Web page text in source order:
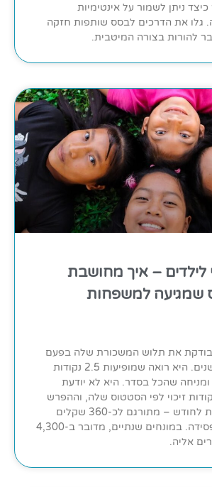
ניתן לשמור על אינטימיות
גלו את הדרכים לבסס שותפות חזקה
להורות בצורה המיטבית.
לילדים – איך מחושבת
למשפחות
ילדים בודקת את תלוש המשכורת שלה בפעם
הראשונה אחרי שנים. היא רואה שמופיעות 2.5 נקודות
ומניחה שהכל בסדר. היא לא יודעת
לה 4 נקודות זיכוי לפי הסטטוס שלה, וההפרש
הזה – 1.5 נקודות לחודש – מתורגם לכ-360 שקלים
בחודש שהיא מפסידה. במונחים שנתיים, מדובר ב-4,300
אליה.